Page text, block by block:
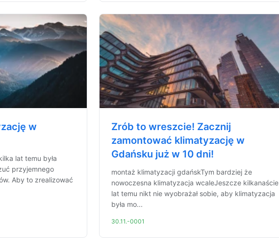
w
lat temu była
przyjemnego
Aby to zrealizować
Zrób to wreszcie! Zacznij
zamontować klimatyzację w
Gdańsku już w 10 dni!
montaż klimatyzacji gdańskTym bardziej że
nowoczesna klimatyzacja wcaleJeszcze kilkanaście
lat temu nikt nie wyobrażał sobie, aby klimatyzacja
była mo...
30.11.-0001